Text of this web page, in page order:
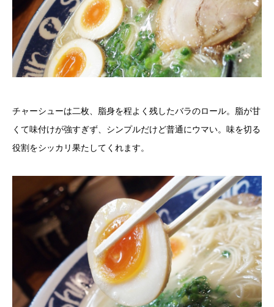
チャーシューは二枚、脂身を程よく残したバラのロール。脂が甘
くて味付けが強すぎず、シンプルだけど普通にウマい。味を切る
役割をシッカリ果たしてくれます。